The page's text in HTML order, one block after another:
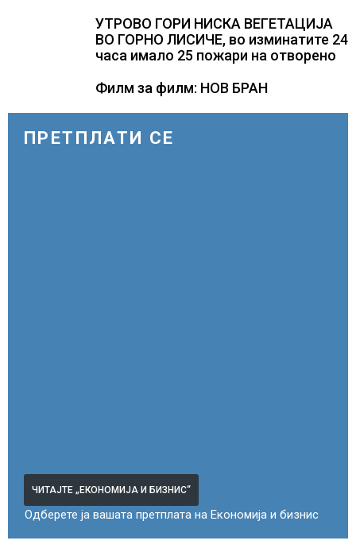
УТРОВО ГОРИ НИСКА ВЕГЕТАЦИЈА
ВО ГОРНО ЛИСИЧЕ, во изминатите 24
часа имало 25 пожари на отворено
Филм за филм: НОВ БРАН
ПРЕТПЛАТИ СЕ
ЧИТАЈТЕ „ЕКОНОМИЈА И БИЗНИС“
Одберете ја вашата претплата на Економија и бизнис